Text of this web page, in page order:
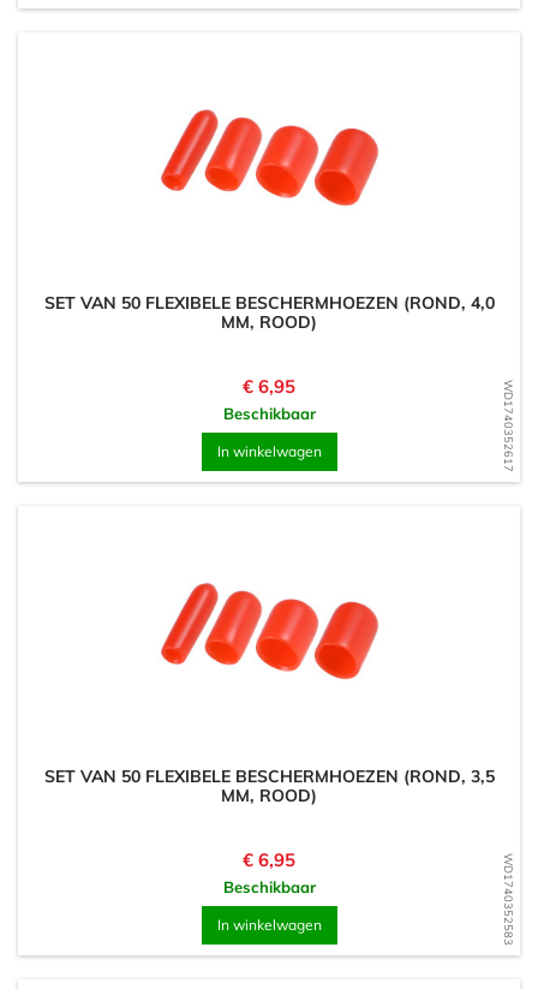
WD1740352617
SET VAN 50 FLEXIBELE BESCHERMHOEZEN (ROND, 4,0
MM, ROOD)
Prijs
€ 6,95
Beschikbaar
In winkelwagen
WD1740352583
SET VAN 50 FLEXIBELE BESCHERMHOEZEN (ROND, 3,5
MM, ROOD)
Prijs
€ 6,95
Beschikbaar
In winkelwagen